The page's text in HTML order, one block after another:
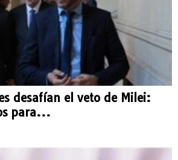
desafían el veto de Milei:
para...